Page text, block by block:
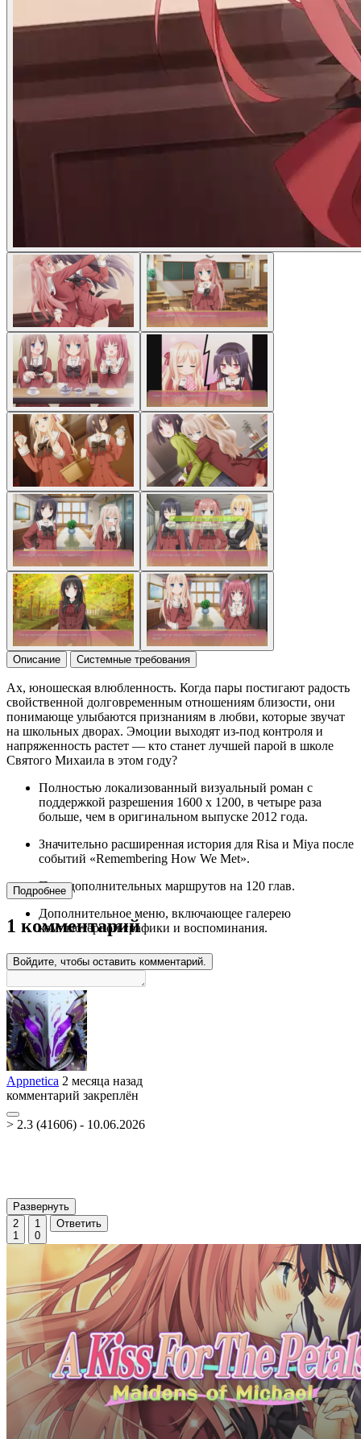
Описание Системные требования
Ах, юношеская влюбленность. Когда пары постигают радость
свойственной долговременным отношениям близости, они
понимающе улыбаются признаниям в любви, которые звучат
на школьных дворах. Эмоции выходят из-под контроля и
напряженность растет — кто станет лучшей парой в школе
Святого Михаила в этом году?
Полностью локализованный визуальный роман с
поддержкой разрешения 1600 x 1200, в четыре раза
больше, чем в оригинальном выпуске 2012 года.
Значительно расширенная история для Risa и Miya после
событий «Remembering How We Met».
Пять дополнительных маршрутов на 120 глав.
Дополнительное меню, включающее галерею
компьютерной графики и воспоминания.
Подробнее
1 комментарий
Войдите, чтобы оставить комментарий.
Appnetica 2 месяца назад
комментарий закреплён
> 2.3 (41606) - 10.06.2026
Развернуть
2
1
1
0
Ответить